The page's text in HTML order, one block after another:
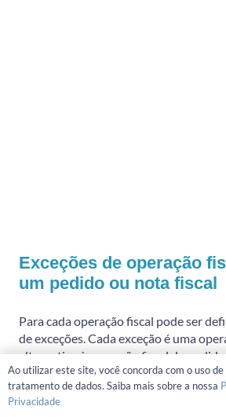
Exceções de operação
um pedido ou nota fiscal
Para cada operação fiscal pode ser
de exceções. Cada exceção é uma
alternativa à operação fiscal do
selecionada, automaticamente, nos
determinadas condições pré-definidas.
poderão ser:
Ao utilizar este site, você concorda com o uso de
tratamento de dados. Saiba mais sobre a nossa
Privacidade